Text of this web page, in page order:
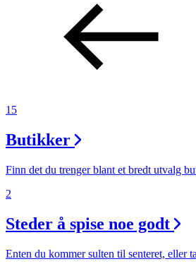
15
Butikker
Finn det du trenger blant et bredt utvalg
2
Steder å spise noe godt
Enten du kommer sulten til senteret, eller